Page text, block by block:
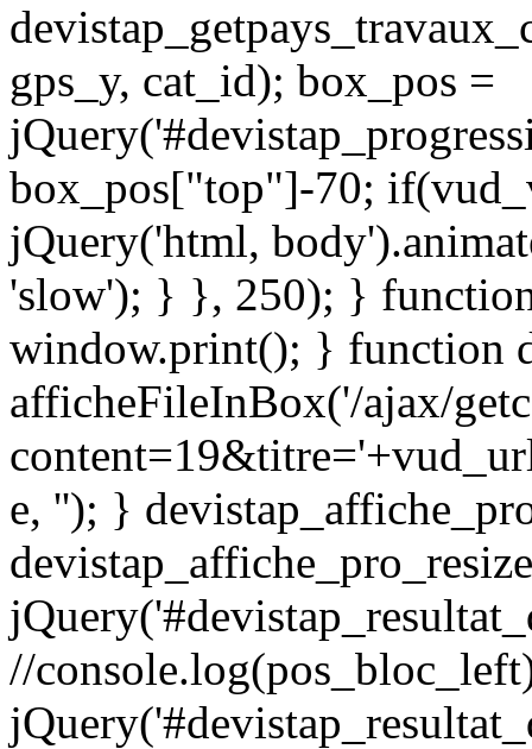
gps_y, cat_id); box_pos =
box_pos["top"]-70;
jQuery('html,
'slow'); } }, 250); }
window.print(); } function
afficheFileInBox('/ajax/
e, ''); }
//